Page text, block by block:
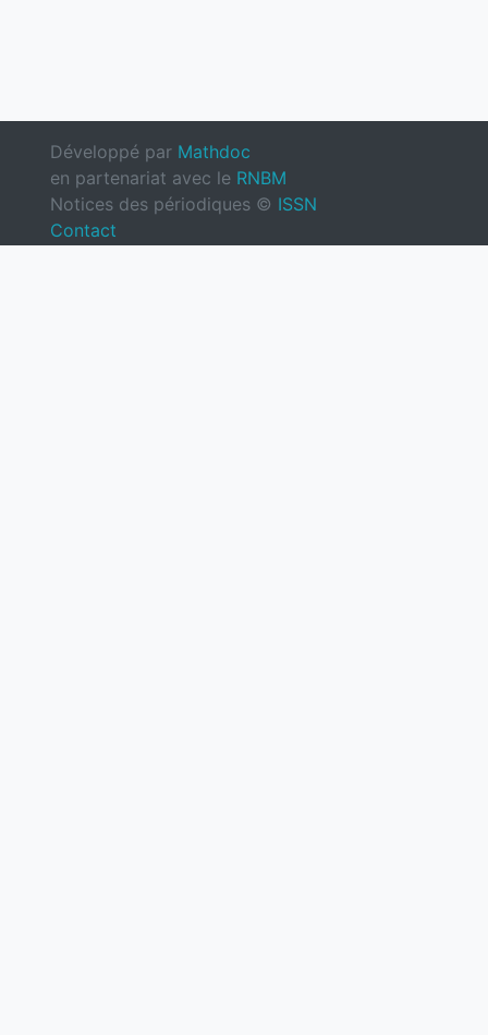
Développé par Mathdoc
en partenariat avec le RNBM
Notices des périodiques © ISSN
Contact